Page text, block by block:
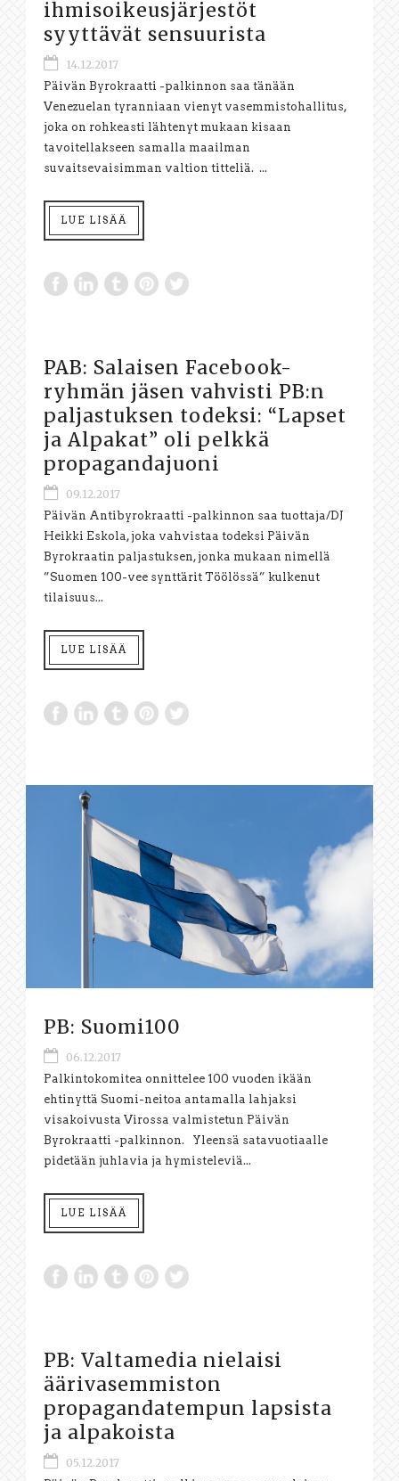
ihmisoikeusjärjestöt
syyttävät sensuurista
14.12.2017
Päivän Byrokraatti -palkinnon saa tänään
Venezuelan tyranniaan vienyt vasemmistohallitus,
joka on rohkeasti lähtenyt mukaan kisaan
tavoitellakseen samalla maailman
suvaitsevaisimman valtion titteliä. ...
LUE LISÄÄ
PAB: Salaisen Facebook-
ryhmän jäsen vahvisti PB:n
paljastuksen todeksi: “Lapset
ja Alpakat” oli pelkkä
propagandajuoni
09.12.2017
Päivän Antibyrokraatti -palkinnon saa tuottaja/DJ
Heikki Eskola, joka vahvistaa todeksi Päivän
Byrokraatin paljastuksen, jonka mukaan nimellä
”Suomen 100-vee synttärit Töölössä” kulkenut
tilaisuus...
LUE LISÄÄ
PB: Suomi100
06.12.2017
Palkintokomitea onnittelee 100 vuoden ikään
ehtinyttä Suomi-neitoa antamalla lahjaksi
visakoivusta Virossa valmistetun Päivän
Byrokraatti -palkinnon. Yleensä satavuotiaalle
pidetään juhlavia ja hymisteleviä...
LUE LISÄÄ
PB: Valtamedia nielaisi
äärivasemmiston
propagandatempun lapsista
ja alpakoista
05.12.2017